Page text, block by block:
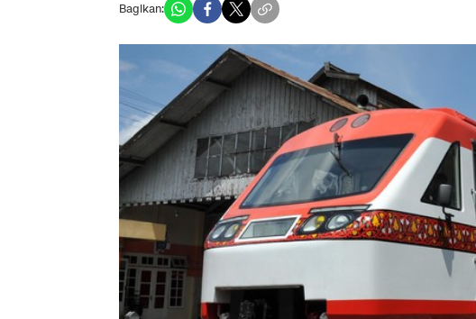
Bagikan: